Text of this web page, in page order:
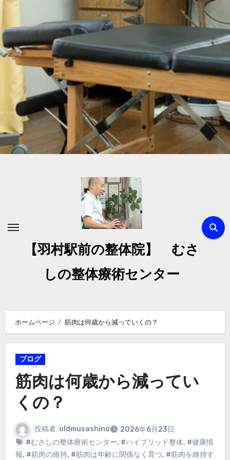
を
ス
【羽村駅前の整体院】 むさ
しの整体療術センター
ホームページ 筋肉は何歳から減っていくの？
ブログ
筋肉は何歳から減ってい
くの？
投稿者 oldmusashino
2026年6月23日
#むさしの整体療術センター, #ハイブリッド整体, #健康情
報, #筋肉の維持, #筋肉は年齢に関係なく育つ, #筋肉を維持す